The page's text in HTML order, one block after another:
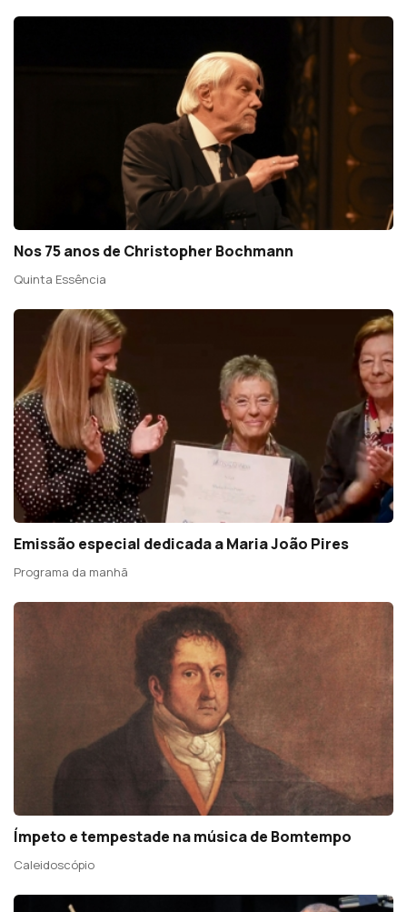
Nos 75 anos de Christopher Bochmann
Quinta Essência
Emissão especial dedicada a Maria João Pires
Programa da manhã
Ímpeto e tempestade na música de Bomtempo
Caleidoscópio